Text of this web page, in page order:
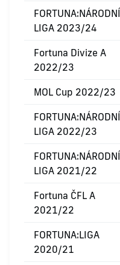
FORTUNA:NÁRODNÍ
LIGA 2023/24
Fortuna Divize A
2022/23
MOL Cup 2022/23
FORTUNA:NÁRODNÍ
LIGA 2022/23
FORTUNA:NÁRODNÍ
LIGA 2021/22
Fortuna ČFL A
2021/22
FORTUNA:LIGA
2020/21